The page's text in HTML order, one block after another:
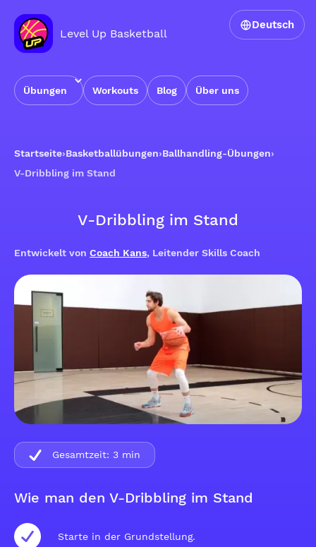
Level Up Basketball
Übungen Workouts Blog Über uns
Deutsch
Startseite›Basketballübungen›Ballhandling-Übungen›
V-Dribbling im Stand
V-Dribbling im Stand
Entwickelt von Coach Kans, Leitender Skills Coach
Wie man den V-Dribbling im Stand
Starte in der Grundstellung.
Gesamtzeit: 3 min